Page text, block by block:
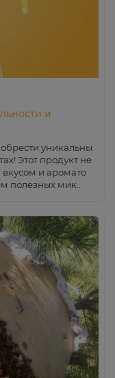
и
уникальны
Этот продукт не
и аромато
полезных мик..